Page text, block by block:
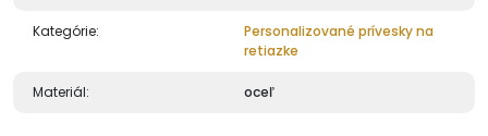
Kategórie:
Personalizované prívesky na
retiazke
Materiál: oceľ